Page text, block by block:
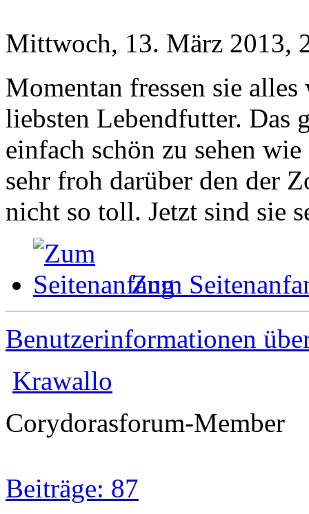
Mittwoch, 13. März 2013,
Momentan fressen sie
liebsten Lebendfutter. Das
einfach schön zu sehen
sehr froh darüber den der
nicht so toll. Jetzt sind sie
Zum
Benutzerinformationen
Krawallo
Corydorasforum-Member
Beiträge: 87